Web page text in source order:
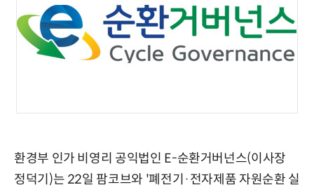
환경부 인가 비영리 공익법인 E-순환거버넌스(이사장
정덕기)는 22일 팜코브와 '폐전기·전자제품 자원순환 실